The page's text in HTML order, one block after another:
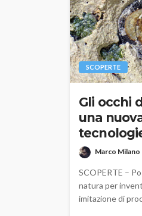
SCOPERTE
Gli occhi
una
Marco Milano
SCOPERTE –
natura per
imitazione di